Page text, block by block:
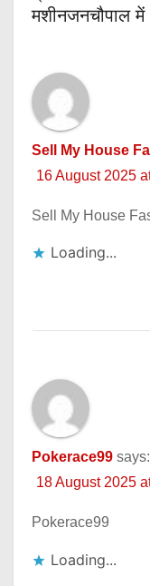
मशीनजनचौपाल
Sell My House
16 August 2025
Sell My House
Loading...
Pokerace99 says:
18 August 2025
Pokerace99
Loading...